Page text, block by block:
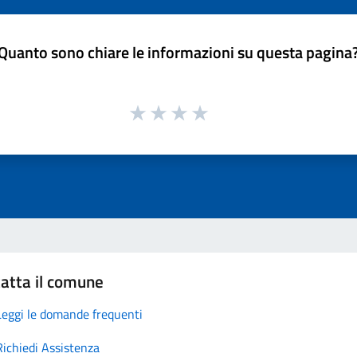
sono chiare le informazioni su questa
il comune
le domande frequenti
Assistenza